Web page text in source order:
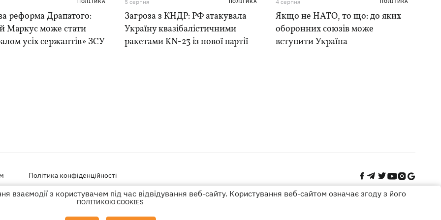
ПОЛІТИКА
реформа Драпатого:
Маркус може стати
усіх сержантів» ЗСУ
5 серпня ПОЛІТИКА
Загроза з КНДР: РФ атакувала
Україну квазібалістичними
ракетами KN-23 із нової партії
4 серпня ПОЛІТИКА
Якщо не НАТО, то що: до яких
оборонних союзів може
вступити Україна
Політика конфіденційності
на правах рекламиз користувачем під час відвідування веб-сайту. Користування веб-сайтом означає згоду з його
ПОЛІТИКОЮ COOKIES